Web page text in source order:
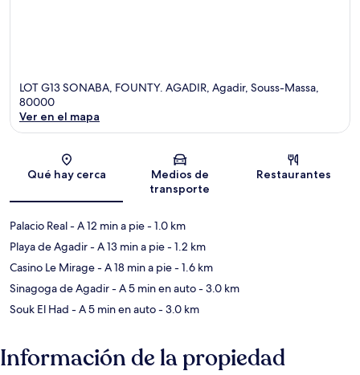
LOT G13 SONABA, FOUNTY. AGADIR, Agadir, Souss-Massa,
80000
Ver en el mapa
Qué hay cerca
Medios de
transporte
Restaurantes
Palacio Real- A 12 min a pie- 1.0 km
Playa de Agadir- A 13 min a pie- 1.2 km
Casino Le Mirage- A 18 min a pie- 1.6 km
Sinagoga de Agadir- A 5 min en auto- 3.0 km
Souk El Had - A 5 min en auto- 3.0 km
Información de la propiedad